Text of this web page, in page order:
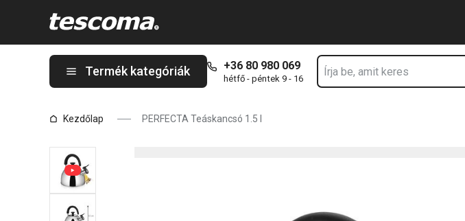
Termék kategóriák +36 80 980 069
hétfő - péntek 9 - 16
Kezdőlap PERFECTA Teáskancsó 1.5 l